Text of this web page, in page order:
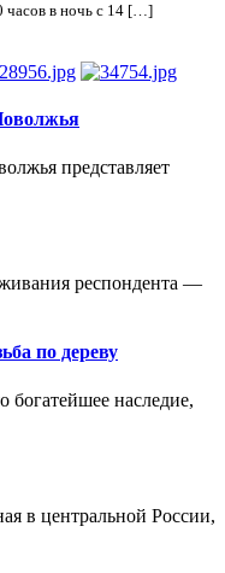
часов в ночь с 14 […]
представляет
респондента —
по дереву
наследие,
в центральной России,